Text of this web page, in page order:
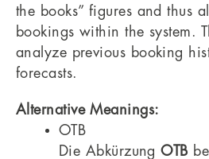
the books” figures and thus
bookings within the system.
analyze previous booking
forecasts.
Alternative Meanings:
OTB
Die AbkürzungOTB